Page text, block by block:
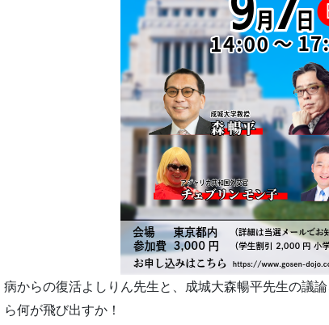
病からの復活よしりん先生と、成城大森暢平先生の議
ら何が飛び出すか！